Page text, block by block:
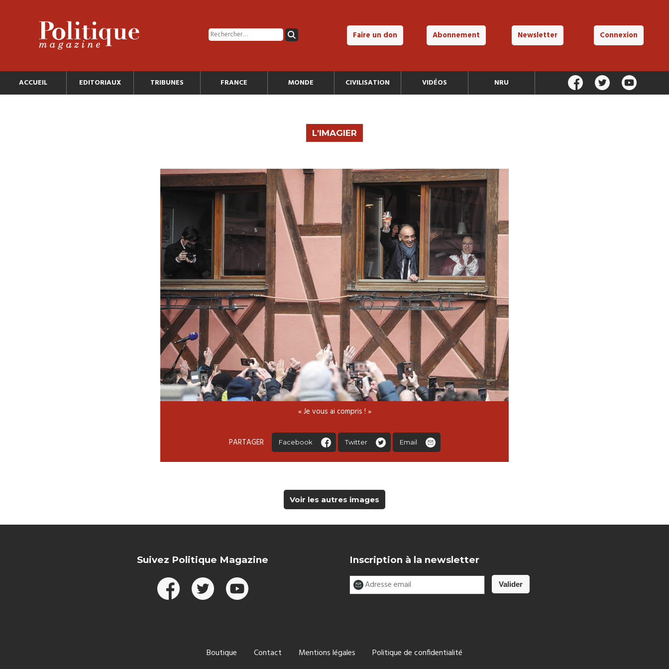
Faire un don Abonnement Newsletter Connexion
ACCUEIL EDITORIAUX TRIBUNES FRANCE MONDE CIVILISATION VIDÉOS NRU
L'IMAGIER
« Je vous ai compris ! »
PARTAGER Facebook Twitter Email
Voir les autres images
Suivez Politique Magazine Inscription à la newsletter
Boutique Contact Mentions légales Politique de confidentialité